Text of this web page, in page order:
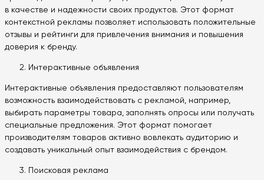
в качестве и надежности своих продуктов. Этот формат
контекстной рекламы позволяет использовать положительные
отзывы и рейтинги для привлечения внимания и повышения
доверия к бренду.
Интерактивные объявления
Интерактивные объявления предоставляют пользователям
возможность взаимодействовать с рекламой, например,
выбирать параметры товара, заполнять опросы или получать
специальные предложения. Этот формат помогает
производителям товаров активно вовлекать аудиторию и
создавать уникальный опыт взаимодействия с брендом.
Поисковая реклама